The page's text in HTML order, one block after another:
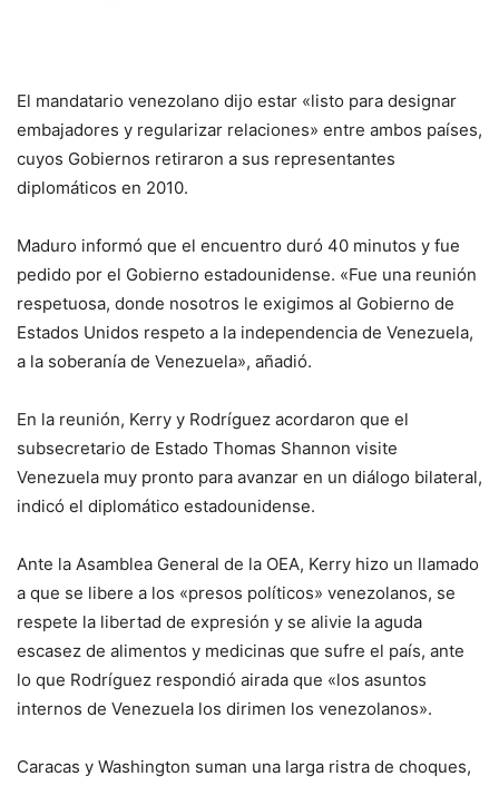
El mandatario venezolano dijo estar «listo para designar
embajadores y regularizar relaciones» entre ambos países,
cuyos Gobiernos retiraron a sus representantes
diplomáticos en 2010.
Maduro informó que el encuentro duró 40 minutos y fue
pedido por el Gobierno estadounidense. «Fue una reunión
respetuosa, donde nosotros le exigimos al Gobierno de
Estados Unidos respeto a la independencia de Venezuela,
a la soberanía de Venezuela», añadió.
En la reunión, Kerry y Rodríguez acordaron que el
subsecretario de Estado Thomas Shannon visite
Venezuela muy pronto para avanzar en un diálogo bilateral,
indicó el diplomático estadounidense.
Ante la Asamblea General de la OEA, Kerry hizo un llamado
a que se libere a los «presos políticos» venezolanos, se
respete la libertad de expresión y se alivie la aguda
escasez de alimentos y medicinas que sufre el país, ante
lo que Rodríguez respondió airada que «los asuntos
internos de Venezuela los dirimen los venezolanos».
Caracas y Washington suman una larga ristra de choques,